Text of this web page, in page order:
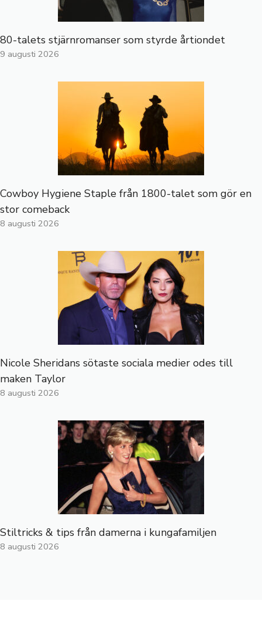
80-talets stjärnromanser som styrde årtiondet
9 augusti 2026
Cowboy Hygiene Staple från 1800-talet som gör en
stor comeback
8 augusti 2026
Nicole Sheridans sötaste sociala medier odes till
maken Taylor
8 augusti 2026
Stiltricks & tips från damerna i kungafamiljen
8 augusti 2026